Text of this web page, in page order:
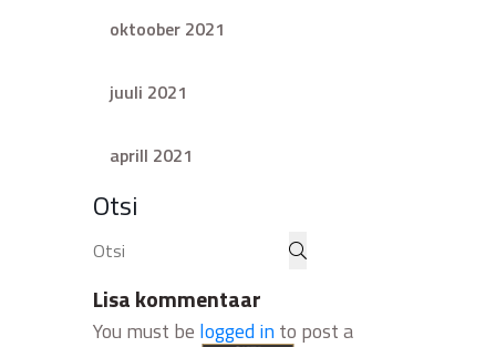
oktoober 2021
juuli 2021
aprill 2021
Otsi
Lisa kommentaar
You must be logged into post a